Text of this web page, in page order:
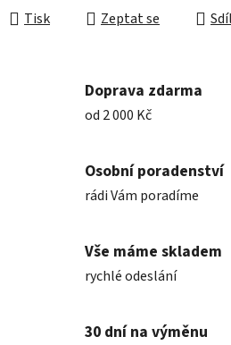
Tisk Zeptat se
Doprava zdarma
od 2 000 Kč
Osobní poradenství
rádi Vám poradíme
Vše máme skladem
rychlé odeslání
30 dní na výměnu